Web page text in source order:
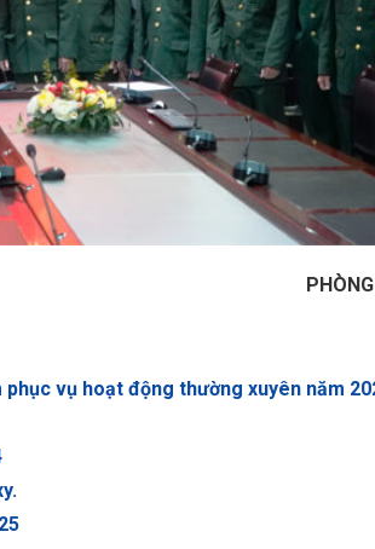
vụ hoạt động thường xuyên năm